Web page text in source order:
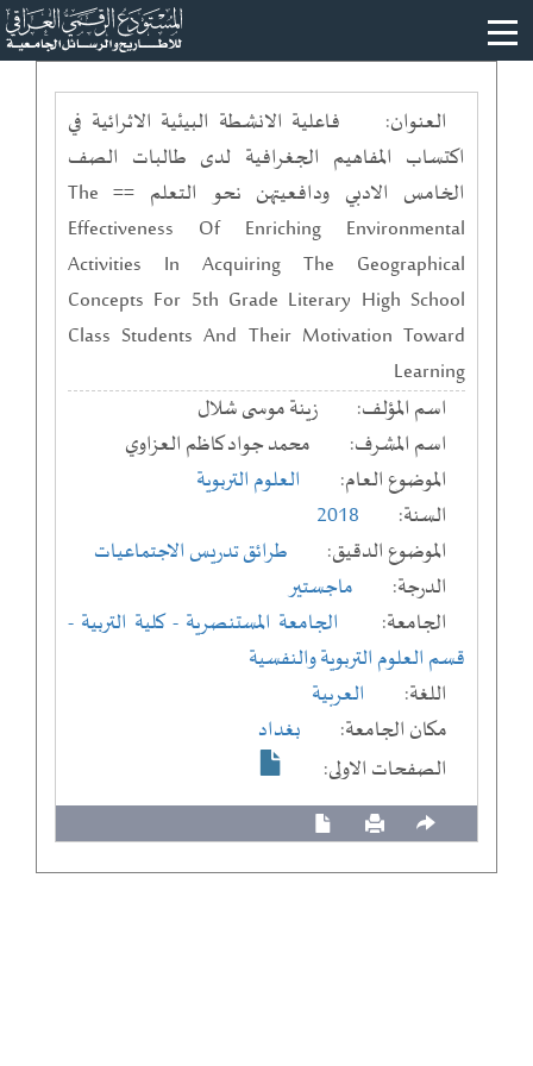
العنوان:
فاعلية الانشطة البيئية الاثرائية في
اكتساب المفاهيم الجغرافية لدى طالبات الصف
الخامس الادبي ودافعيتهن نحو التعلم == The
Effectiveness Of Enriching Environmental
Activities In Acquiring The Geographical
Concepts For 5th Grade Literary High School
Class Students And Their Motivation Toward
Learning
اسم المؤلف:
زينة موسى شلال
اسم المشرف:
محمد جواد كاظم العزاوي
الموضوع العام:
العلوم التربوية
السنة:
2018
الموضوع الدقيق:
طرائق تدريس الاجتماعيات
الدرجة:
ماجستير
الجامعة:
الجامعة المستنصرية - كلية التربية -
قسم العلوم التربوية والنفسية
اللغة:
العربية
مكان الجامعة:
بغداد
الصفحات الاولى: